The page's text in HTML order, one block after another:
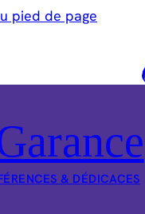
pied de page
& DÉDICACES